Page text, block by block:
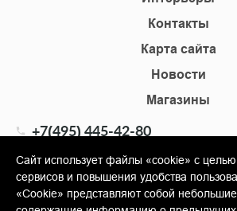
Контакты
Карта сайта
Новости
Магазины
+7(495) 445-42-80
info@shopkm.ru
Сайт использует файлы «cookie» с
сервисов и повышения удобства
«Cookie» представляют собой